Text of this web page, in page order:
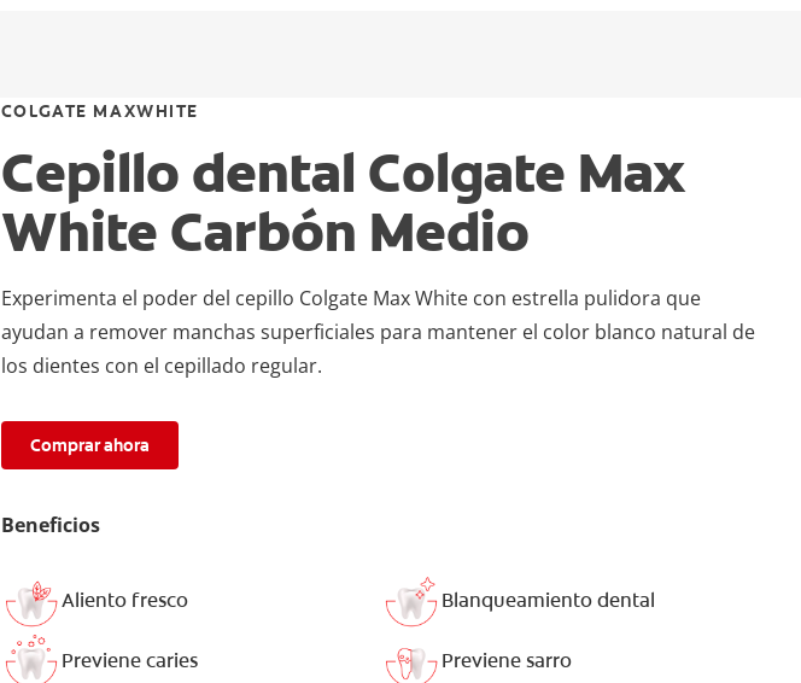
COLGATE MAXWHITE
Cepillo dental Colgate Max
White Carbón Medio
Experimenta el poder del cepillo Colgate Max White con estrella pulidora que
ayudan a remover manchas superficiales para mantener el color blanco natural de
los dientes con el cepillado regular.
Comprar ahora
Beneficios
Aliento fresco Blanqueamiento dental
Previene caries Previene sarro